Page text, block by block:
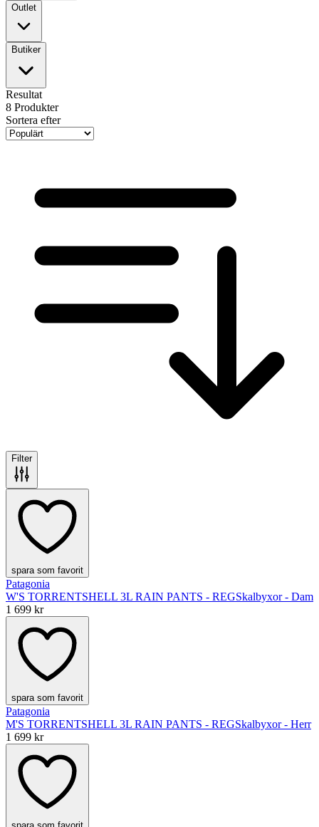
Outlet
Butiker
Resultat
8 Produkter
Sortera efter
Filter
spara som favorit
Patagonia
W'S TORRENTSHELL 3L RAIN PANTS - REGSkalbyxor - Dam
1 699 kr
spara som favorit
Patagonia
M'S TORRENTSHELL 3L RAIN PANTS - REGSkalbyxor - Herr
1 699 kr